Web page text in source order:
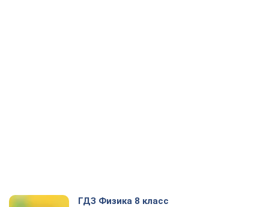
ГДЗ Физика 8 класс